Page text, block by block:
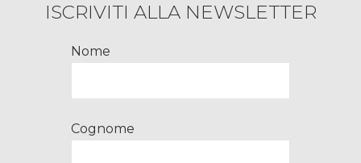
ISCRIVITI ALLA NEWSLETTER
Nome
Cognome